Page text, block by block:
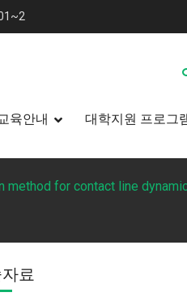
육안내 대학지원 프로그
method for contact line
료